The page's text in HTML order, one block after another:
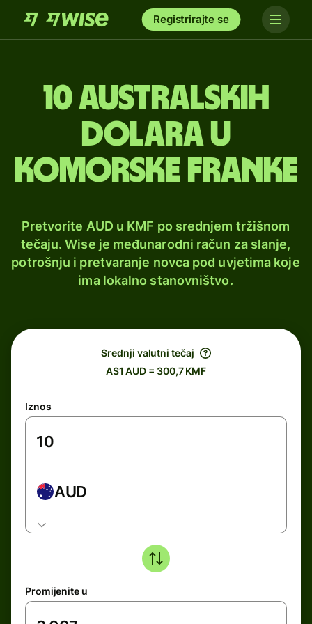
Registrirajte se
10 australskih
dolara u
komorske franke
Pretvorite AUD u KMF po srednjem tržišnom
tečaju. Wise je međunarodni račun za slanje,
potrošnju i pretvaranje novca pod uvjetima koje
ima lokalno stanovništvo.
Srednji valutni tečaj
A$1 AUD = 300,7 KMF
Iznos
AUD
Promijenite u